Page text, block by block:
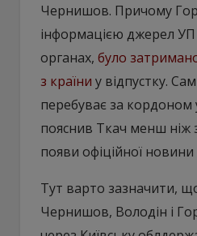
Чернишов. Причому
інформацією джерел
органах, було
з країни у відпустку.
перебуває за кордоном
пояснив Ткач менш ніж
появи офіційної
Тут варто зазначити,
Чернишов, Володін і